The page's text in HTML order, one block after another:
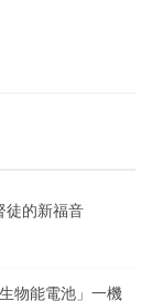
徒的新福音
物能電池」一機